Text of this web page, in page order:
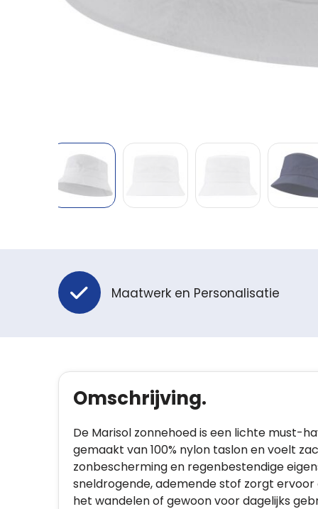
Maatwerk en Personalisatie
Omschrijving.
De Marisol zonnehoed is een lichte must-
gemaakt van 100% nylon taslon en voelt
zonbescherming en regenbestendige
sneldrogende, ademende stof zorgt
het wandelen of gewoon voor dagelijks